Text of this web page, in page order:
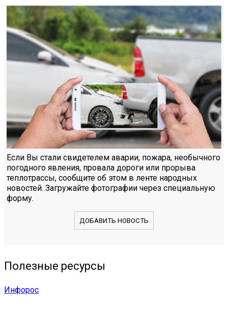
Если Вы стали свидетелем аварии, пожара, необычного
погодного явления, провала дороги или прорыва
теплотрассы, сообщите об этом в ленте народных
новостей. Загружайте фотографии через специальную
форму.
ДОБАВИТЬ НОВОСТЬ
Полезные ресурсы
Инфорос